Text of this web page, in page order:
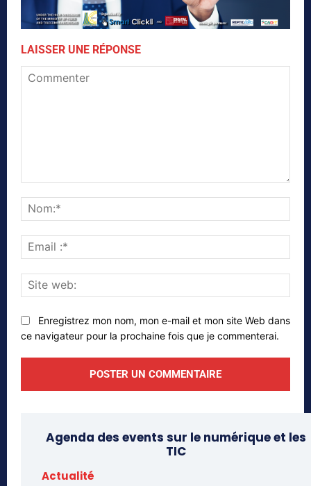
LAISSER UNE RÉPONSE
:*
web:
Enregistrez mon nom, mon e-mail et mon site Web dans
ce navigateur pour la prochaine fois que je commenterai.
Agenda des events sur le numérique et les
TIC
Actualité